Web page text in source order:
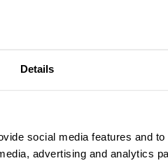
Details
social media features and
advertising and analytics
para os serviços pós-
frascos e compartimentos
espaços de
guiados por indução do tipo